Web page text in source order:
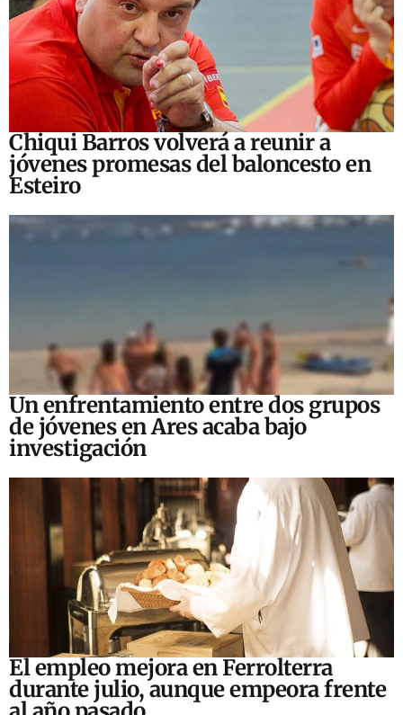
Chiqui Barros volverá a reunir a
jóvenes promesas del baloncesto en
Esteiro
Un enfrentamiento entre dos grupos
de jóvenes en Ares acaba bajo
investigación
El empleo mejora en Ferrolterra
durante julio, aunque empeora frente